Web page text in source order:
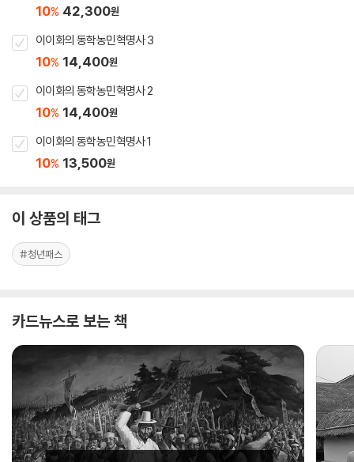
10% 42,300원
이이화의 동학농민혁명사 3
10% 14,400원
이이화의 동학농민혁명사 2
10% 14,400원
이이화의 동학농민혁명사 1
10% 13,500원
이 상품의 태그
#청년패스
카드뉴스로 보는 책